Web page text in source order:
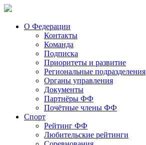
О Федерации
Контакты
Команда
Подписка
Приоритеты и развитие
Региональные подразделения
Органы управления
Документы
Партнёры ФФ
Почётные члены ФФ
Спорт
Рейтинг ФФ
Любительские рейтинги